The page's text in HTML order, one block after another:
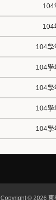
104
104
104學
104學
104學
104學
104學
Copyright © 2026 東